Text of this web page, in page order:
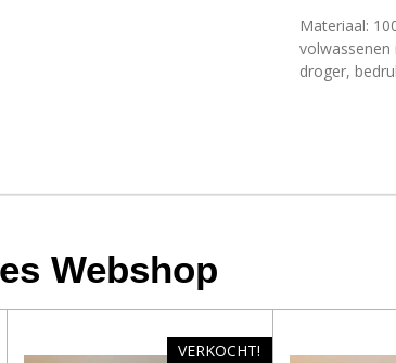
Materiaal:
volwassenen
droger,
Webshop
VERKOCHT!